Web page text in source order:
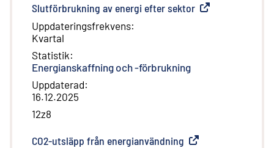
Slutförbrukning av energi efter sektor Extern länk
Uppdateringsfrekvens:
Kvartal
Statistik:
Energianskaffning och -förbrukning
Uppdaterad:
16.12.2025
12z8
CO2-utsläpp från energianvändning Extern länk